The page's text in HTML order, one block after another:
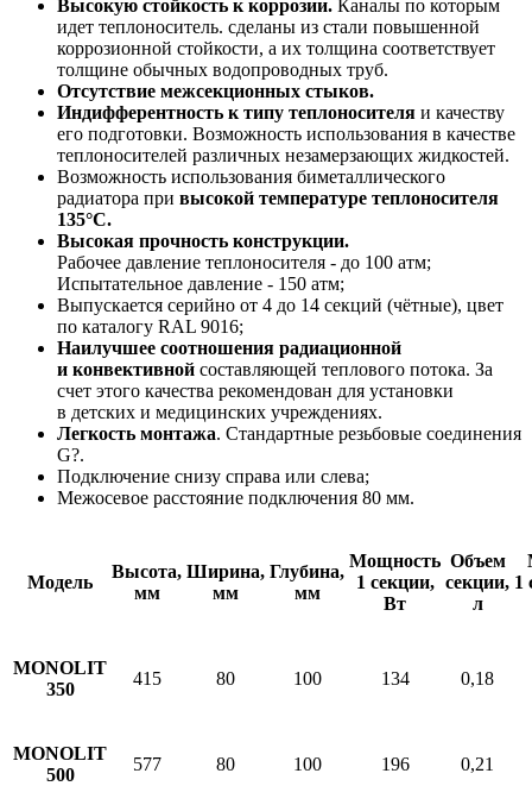
Высокую стойкость к коррозии. Каналы по которым
идет теплоноситель. сделаны из стали повышенной
коррозионной стойкости, а их толщина соответствует
толщине обычных водопроводных труб.
Отсутствие межсекционных стыков.
Индифферентность к типу теплоносителя и качеству
его подготовки. Возможность использования в качестве
теплоносителей различных незамерзающих жидкостей.
Возможность использования биметаллического
радиатора при высокой температуре теплоносителя
135°С.
Высокая прочность конструкции.
Рабочее давление теплоносителя - до 100 атм;
Испытательное давление - 150 атм;
Выпускается серийно от 4 до 14 секций (чётные), цвет
по каталогу RAL 9016;
Наилучшее соотношения радиационной
и конвективной составляющей теплового потока. За
счет этого качества рекомендован для установки
в детских и медицинских учреждениях.
Легкость монтажа. Стандартные резьбовые соединения
G?.
Подключение снизу справа или слева;
Межосевое расстояние подключения 80 мм.
Модель
Высота,
мм
Ширина,
мм
Глубина,
мм
Мощность
1 секции,
Вт
Объем
секции,
л
1
MONOLIT
350
415 80 100 134 0,18
MONOLIT
500
577 80 100 196 0,21